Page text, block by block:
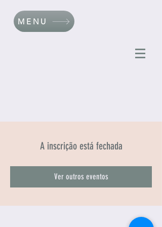
MENU
A inscrição está fechada
Ver outros eventos